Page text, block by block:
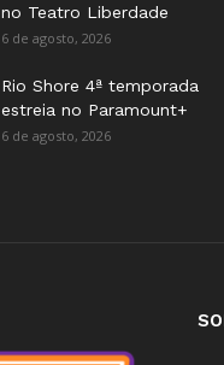
no Teatro Liberdade
6 de agosto, 2026
Rio Shore 4ª temporada
estreia no Paramount+
6 de agosto, 2026